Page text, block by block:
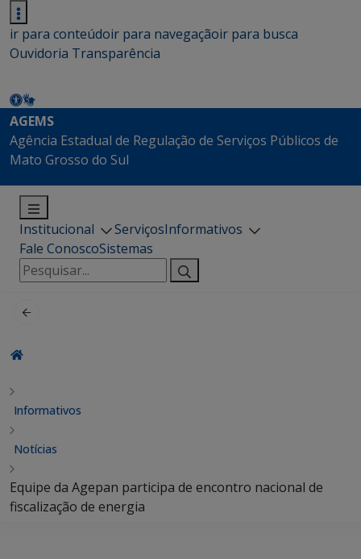
ir para conteúdoir para navegaçãoir para busca
Ouvidoria Transparência
AGEMS
Agência Estadual de Regulação de Serviços Públicos de
Mato Grosso do Sul
Institucional ServiçosInformativos
Fale ConoscoSistemas
Pesquisar
por:
Informativos
Notícias
Equipe da Agepan participa de encontro nacional de
fiscalização de energia